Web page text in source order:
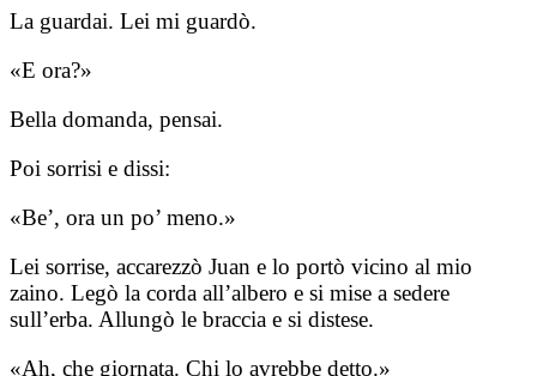
La guardai. Lei mi guardò.
«E ora?»
Bella domanda, pensai.
Poi sorrisi e dissi:
«Be’, ora un po’ meno.»
Lei sorrise, accarezzò Juan e lo portò vicino al mio
zaino. Legò la corda all’albero e si mise a sedere
sull’erba. Allungò le braccia e si distese.
«Ah, che giornata. Chi lo avrebbe detto.»